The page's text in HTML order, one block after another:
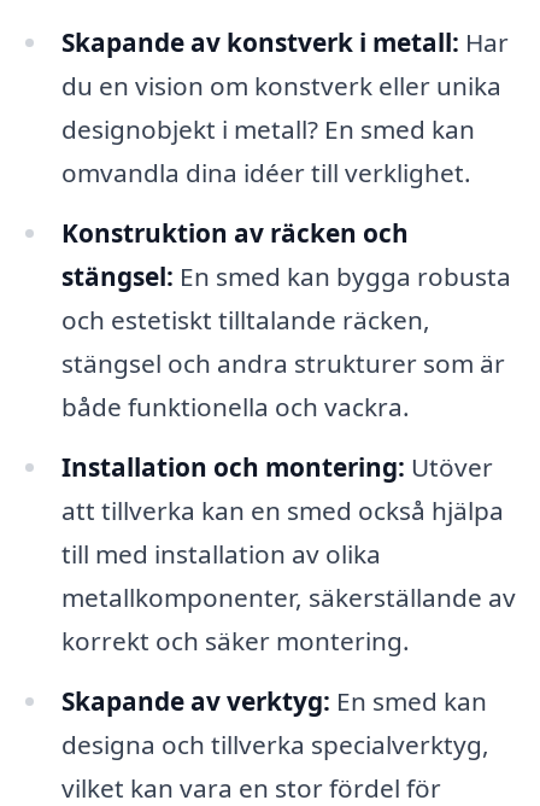
Skapande av konstverk i metall: Har
du en vision om konstverk eller unika
designobjekt i metall? En smed kan
omvandla dina idéer till verklighet.
Konstruktion av räcken och
stängsel: En smed kan bygga robusta
och estetiskt tilltalande räcken,
stängsel och andra strukturer som är
både funktionella och vackra.
Installation och montering: Utöver
att tillverka kan en smed också hjälpa
till med installation av olika
metallkomponenter, säkerställande av
korrekt och säker montering.
Skapande av verktyg: En smed kan
designa och tillverka specialverktyg,
vilket kan vara en stor fördel för